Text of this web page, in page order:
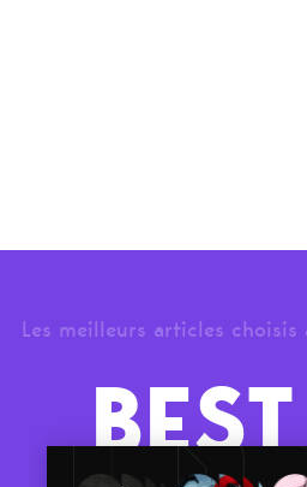
Les meilleurs articles